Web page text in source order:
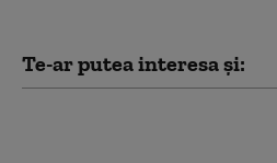
Te-ar putea interesa și: